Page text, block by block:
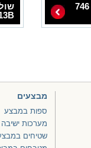
מבצעים
ספות במבצע
מערכות
שטיחים